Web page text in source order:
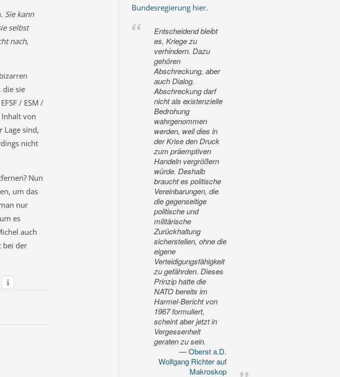
Sie kann
selbst
nach,
die sie
/ ESM /
Inhalt von
Lage sind,
nicht
Nun
um das
nur
es
auch
bei der
Bundesregierung hier.
Entscheidend bleibt
es, Kriege zu
verhindern. Dazu
gehören
Abschreckung, aber
auch Dialog.
Abschreckung darf
nicht als existenzielle
Bedrohung
wahrgenommen
werden, weil dies in
der Krise den Druck
zum präemptiven
Handeln vergrößern
würde. Deshalb
braucht es politische
Vereinbarungen, die
die gegenseitige
politische und
militärische
Zurückhaltung
sicherstellen, ohne die
eigene
Verteidigungsfähigkeit
zu gefährden. Dieses
Prinzip hatte die
NATO bereits im
Harmel-Bericht von
1967 formuliert,
scheint aber jetzt in
Vergessenheit
geraten zu sein.
Oberst a.D.
Wolfgang Richter auf
Makroskop